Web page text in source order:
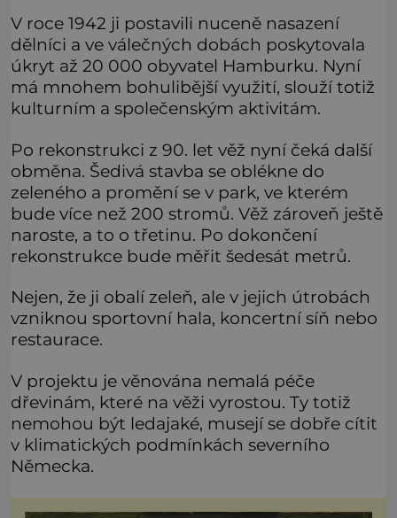
V roce 1942 ji postavili nuceně nasazení
dělníci a ve válečných dobách poskytovala
úkryt až 20 000 obyvatel Hamburku. Nyní
má mnohem bohulibější využití, slouží totiž
kulturním a společenským aktivitám.
Po rekonstrukci z 90. let věž nyní čeká další
obměna. Šedivá stavba se oblékne do
zeleného a promění se v park, ve kterém
bude více než 200 stromů. Věž zároveň ještě
naroste, a to o třetinu. Po dokončení
rekonstrukce bude měřit šedesát metrů.
Nejen, že ji obalí zeleň, ale v jejich útrobách
vzniknou sportovní hala, koncertní síň nebo
restaurace.
V projektu je věnována nemalá péče
dřevinám, které na věži vyrostou. Ty totiž
nemohou být ledajaké, musejí se dobře cítit
v klimatických podmínkách severního
Německa.